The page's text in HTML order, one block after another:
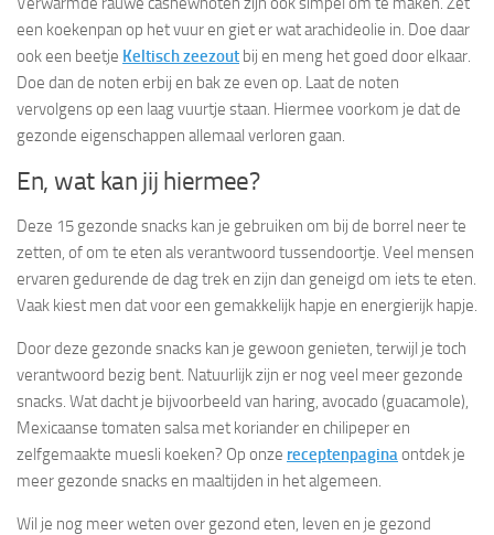
een koekenpan op het vuur en giet er wat arachideolie in. Doe daar
ook een beetje Keltisch zeezout bij en meng het goed door elkaar.
Doe dan de noten erbij en bak ze even op. Laat de noten
vervolgens op een laag vuurtje staan. Hiermee voorkom je dat de
gezonde eigenschappen allemaal verloren gaan.
En, wat kan jij hiermee?
Deze 15 gezonde snacks kan je gebruiken om bij de borrel neer te
zetten, of om te eten als verantwoord tussendoortje. Veel mensen
ervaren gedurende de dag trek en zijn dan geneigd om iets te eten.
Vaak kiest men dat voor een gemakkelijk hapje en energierijk hapje.
Door deze gezonde snacks kan je gewoon genieten, terwijl je toch
verantwoord bezig bent. Natuurlijk zijn er nog veel meer gezonde
snacks. Wat dacht je bijvoorbeeld van haring, avocado (guacamole),
Mexicaanse tomaten salsa met koriander en chilipeper en
zelfgemaakte muesli koeken? Op onze receptenpaginaontdek je
meer gezonde snacks en maaltijden in het algemeen.
Wil je nog meer weten over gezond eten, leven en je gezond